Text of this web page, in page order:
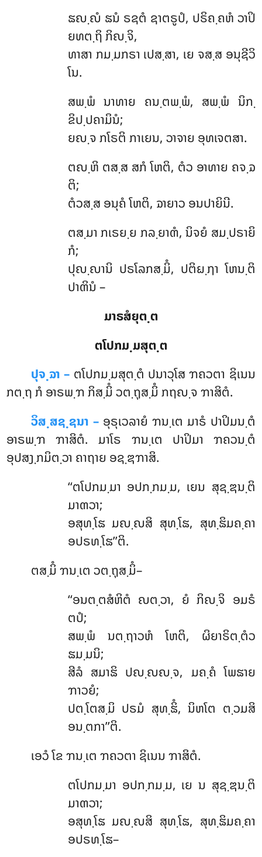
ຘຎ຺ຎໍ ຘນໍ ຣຊຕໍ ຊາຕຣູປໍ, ປຣິຄ຺ຄຫໍ ວາປິ
ຍທຕ຺ຖິ ກິຎ຺ຈິ,
ທາສາ ກມ຺ມກຣາ ເປສ຺ສາ, ເຍ ຈສ຺ສ ອນຸຊີວິ
ໂນ.
ສພ຺ພໍ ນາທາຍ ຄນ຺ຕພ຺ພໍ, ສພ຺ພໍ ນິກ຺
ຂິປ຺ປຄາມິນໍ;
ຍຎ຺ຈ ກໂຣຕິ ກາເຍນ, ວາຈາຍ ອຸທເຈຕສາ.
ຕຎ຺ຫິ ຕສ຺ສ ສກໍ ໂຫຕິ, ຕໍວ ອາທາຍ ຄຈ຺ຉ
ຕິ;
ຕໍວສ຺ສ ອນຸຄໍ ໂຫຕິ, ຉາຍາວ ອນປາຍິນີ.
ຕສ຺ມາ ກເຣຍ຺ຍ ກລ຺ຍາຓໍ, ນິຈຍໍ ສມ຺ປຣາຍິ
ກໍ;
ປຸຎ຺ຎານິ ປຣໂລກສ຺ມິໍ, ປຕິຏ຺ຐາ ໂຫນ຺ຕິ
ປາຓິນໍ –
ມາຣສໍຍຸຕ຺ຕ
ຕໂປກມ຺ມສຸຕ຺ຕ
ປຸຈ຺ຉາ – ຕໂປກມ຺ມສຸຕ຺ຕໍ ປນາວຸໂສ ຠຄວຕາ ຊິເນນ
ກຕ຺ຖ ກໍ ອາຣພ຺ຠ ກິສ຺ມິໍ ວຕ຺ຖຸສ຺ມິໍ ກຖຎ຺ຈ ຠາສິຕໍ.
ວິສ຺ສຊ຺ຊນາ –ອຸຣຸເວລາຍໍ ຠນ຺ເຕ ມາຣໍ ປາປິມນ຺ຕໍ
ອາຣພ຺ຠ ຠາສິຕໍ. ມາໂຣ ຠນ຺ເຕ ປາປິມາ ຠຄວນ຺ຕໍ
ອຸປສງ຺ກມິຕ຺ວາ ຄາຖາຍ ອຊ຺ຌຠາສິ.
‘‘ຕໂປກມ຺ມາ ອປກ຺ກມ຺ມ, ເຍນ ສຸຊ຺ຌນ຺ຕິ
ມາຓວາ;
ອສຸທ຺ໂຘ ມຎ຺ຎສິ ສຸທ຺ໂຘ, ສຸທ຺ຘິມຄ຺ຄາ
ອປຣທ຺ໂຘ’’ຕິ.
ຕສ຺ມິໍ ຠນ຺ເຕ ວຕ຺ຖຸສ຺ມິໍ–
‘‘ອນຕ຺ຕສໍຫິຕໍ ຎຕ຺ວາ, ຍໍ ກິຎ຺ຈິ ອມຣໍ
ຕປໍ;
ສພ຺ພໍ ນຕ຺ຖາວຫໍ ໂຫຕິ, ຜິຍາຣິຕ຺ຕໍວ
ຘມ຺ມນິ;
ສີລໍ ສມາຘິ ປຎ຺ຎຎ຺ຈ, ມຄ຺ຄໍ ໂພຘາຍ
ຠາວຍໍ;
ປຕ຺ໂຕສ຺ມິ ປຣມໍ ສຸທ຺ຘິໍ, ນິຫໂຕ ຕ຺ວມສິ
ອນ຺ຕກາ’’ຕິ.
ເອວໍ ໂຂ ຠນ຺ເຕ ຠຄວຕາ ຊິເນນ ຠາສິຕໍ.
ຕໂປກມ຺ມາ ອປກ຺ກມ຺ມ, ເຍ ນ ສຸຊ຺ຌນ຺ຕິ
ມາຓວາ;
ອສຸທ຺ໂຘ ມຎ຺ຎສິ ສຸທ຺ໂຘ, ສຸທ຺ຘິມຄ຺ຄາ
ອປຣທ຺ໂຘ–